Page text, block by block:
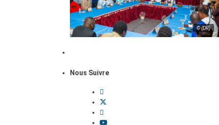
© (DR)
Nous Suivre